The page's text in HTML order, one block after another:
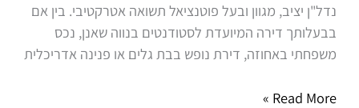
נדל"ן יציב, מגוון ובעל פוטנציאל תשואה אטרקטיבי. בין אם
בבעלותך דירה המיועדת לסטודנטים בנווה שאנן, נכס
משפחתי באחוזה, דירת נופש בבת גלים או פנינה אדריכלית
Read More »